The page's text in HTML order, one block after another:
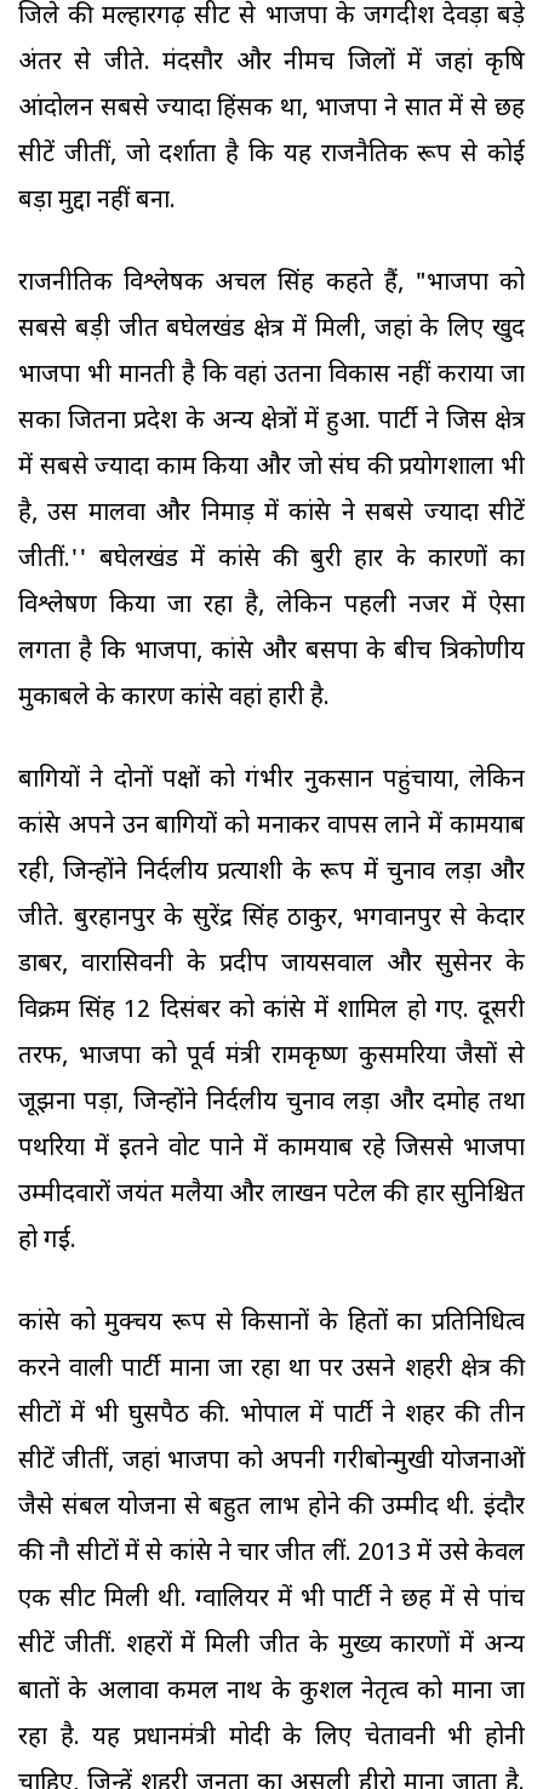
जिले की मल्हारगढ़ सीट से भाजपा के जगदीश देवड़ा बड़े
अंतर से जीते. मंदसौर और नीमच जिलों में जहां कृषि
आंदोलन सबसे ज्यादा हिंसक था, भाजपा ने सात में से छह
सीटें जीतीं, जो दर्शाता है कि यह राजनैतिक रूप से कोई
बड़ा मुद्दा नहीं बना.
राजनीतिक विश्लेषक अचल सिंह कहते हैं, "भाजपा को
सबसे बड़ी जीत बघेलखंड क्षेत्र में मिली, जहां के लिए खुद
भाजपा भी मानती है कि वहां उतना विकास नहीं कराया जा
सका जितना प्रदेश के अन्य क्षेत्रों में हुआ. पार्टी ने जिस क्षेत्र
में सबसे ज्यादा काम किया और जो संघ की प्रयोगशाला भी
है, उस मालवा और निमाड़ में कांग्रेस ने सबसे ज्यादा सीटें
जीतीं.'' बघेलखंड में कांग्रेस की बुरी हार के कारणों का
विश्लेषण किया जा रहा है, लेकिन पहली नजर में ऐसा
लगता है कि भाजपा, कांग्रेस और बसपा के बीच त्रिकोणीय
मुकाबले के कारण कांग्रेस वहां हारी है.
बागियों ने दोनों पक्षों को गंभीर नुकसान पहुंचाया, लेकिन
कांग्रेस अपने उन बागियों को मनाकर वापस लाने में कामयाब
रही, जिन्होंने निर्दलीय प्रत्याशी के रूप में चुनाव लड़ा और
जीते. बुरहानपुर के सुरेंद्र सिंह ठाकुर, भगवानपुर से केदार
डाबर, वारासिवनी के प्रदीप जायसवाल और सुसेनर के
विक्रम सिंह 12 दिसंबर को कांग्रेस में शामिल हो गए. दूसरी
तरफ, भाजपा को पूर्व मंत्री रामकृष्ण कुसमरिया जैसों से
जूझना पड़ा, जिन्होंने निर्दलीय चुनाव लड़ा और दमोह तथा
पथरिया में इतने वोट पाने में कामयाब रहे जिससे भाजपा
उम्मीदवारों जयंत मलैया और लाखन पटेल की हार सुनिश्चित
हो गई.
कांग्रेस को मुक्चय रूप से किसानों के हितों का प्रतिनिधित्व
करने वाली पार्टी माना जा रहा था पर उसने शहरी क्षेत्र की
सीटों में भी घुसपैठ की. भोपाल में पार्टी ने शहर की तीन
सीटें जीतीं, जहां भाजपा को अपनी गरीबोन्मुखी योजनाओं
जैसे संबल योजना से बहुत लाभ होने की उम्मीद थी. इंदौर
की नौ सीटों में से कांग्रेस ने चार जीत लीं. 2013 में उसे केवल
एक सीट मिली थी. ग्वालियर में भी पार्टी ने छह में से पांच
सीटें जीतीं. शहरों में मिली जीत के मुख्य कारणों में अन्य
बातों के अलावा कमल नाथ के कुशल नेतृत्व को माना जा
रहा है. यह प्रधानमंत्री मोदी के लिए चेतावनी भी होनी